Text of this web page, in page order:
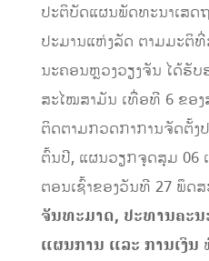
ປະຕິບັດແຜນພັດທະນາເສດ
ປະມານແຫ່ງລັດ ຕາມມະຕິທີ່
ນະຄອນຫຼວງວຽງຈັນ ໄດ້ຮັບ
ສະໄໝສາມັນ ເທື່ອທີ 6 ຂອ
ຕິດຕາມກວດກາການຈັດຕັ້ງ
ຕົ້ນປີ, ແຜນວຽກຈຸດສຸມ 06
ຕອນເຊົ້າຂອງວັນທີ 27 ພຶດສ
ຈັນທະມາດ, ປະທານຄະນ
ແຜນການ ແລະ ການເງິນ